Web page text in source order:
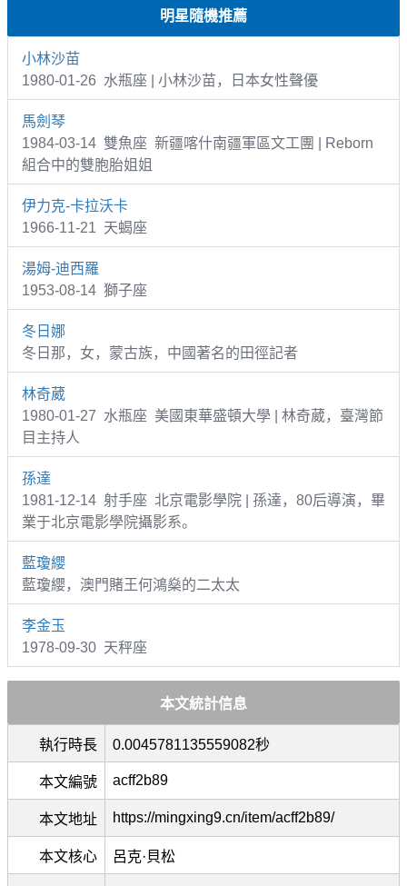
明星隨機推薦
小林沙苗
1980-01-26 水瓶座 | 小林沙苗，日本女性聲優
馬劍琴
1984-03-14 雙魚座 新疆喀什南疆軍區文工團 | Reborn
組合中的雙胞胎姐姐
伊力克-卡拉沃卡
1966-11-21 天蝎座
湯姆-迪西羅
1953-08-14 獅子座
冬日娜
冬日那，女，蒙古族，中國著名的田徑記者
林奇葳
1980-01-27 水瓶座 美國東華盛頓大學 | 林奇葳，臺灣節
目主持人
孫達
1981-12-14 射手座 北京電影學院 | 孫達，80后導演，畢
業于北京電影學院攝影系。
藍瓊纓
藍瓊纓，澳門賭王何鴻燊的二太太
李金玉
1978-09-30 天秤座
本文統計信息
執行時長 0.0045781135559082秒
本文編號 acff2b89
本文地址 https://mingxing9.cn/item/acff2b89/
本文核心 呂克·貝松